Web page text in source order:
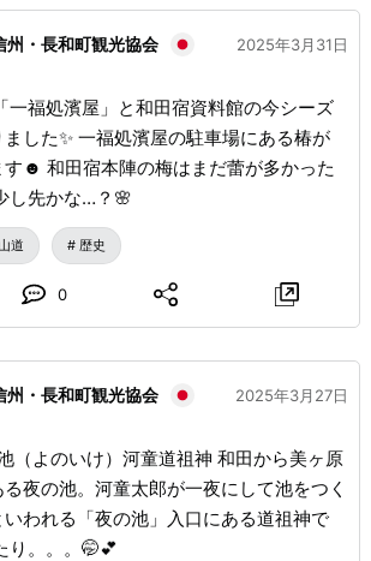
州・長和町観光協会 2025年3月31日
一福処濱屋」と和田宿資料館の今シーズ
駐車場にある椿が
す☻ 和田宿本陣の梅はまだ蕾が多かった
し先かな…？🌸
道 歴史
0
州・長和町観光協会 2025年3月27日
いけ）河童道祖神 和田から美ヶ原
夜の池。河童太郎が一夜にして池をつく
われる「夜の池」入口にある道祖神で
たり。。。🤭💕